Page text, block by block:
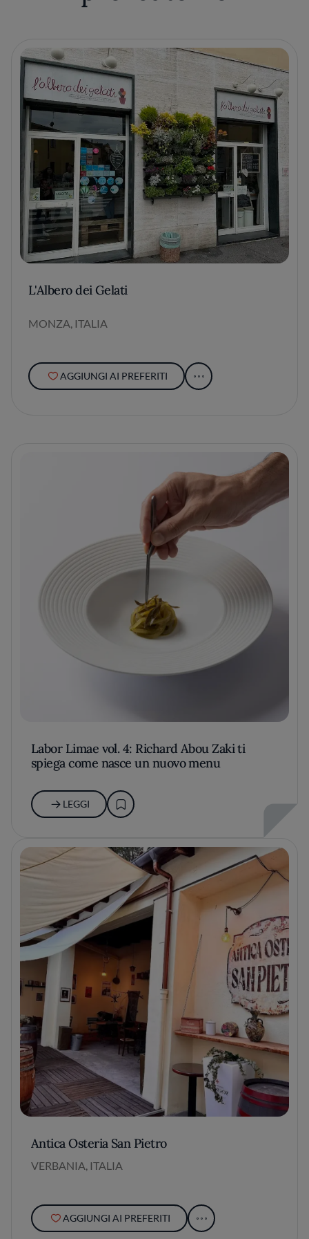
L'Albero dei Gelati
MONZA, ITALIA
AGGIUNGI AI PREFERITI
Labor Limae vol. 4: Richard Abou Zaki ti
spiega come nasce un nuovo menu
LEGGI
Antica Osteria San Pietro
VERBANIA, ITALIA
AGGIUNGI AI PREFERITI